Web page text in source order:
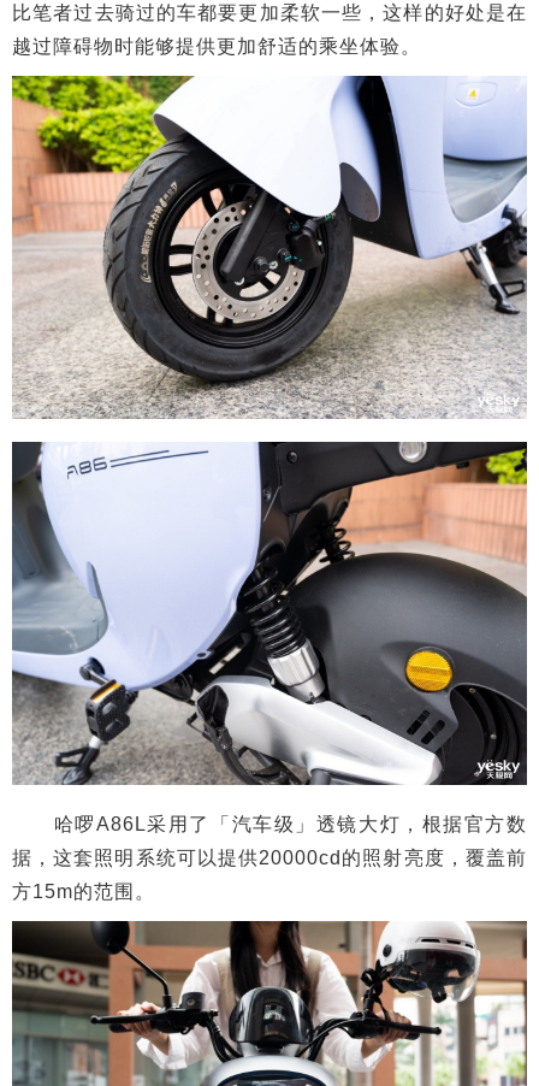
比笔者过去骑过的车都要更加柔软一些，这样的好处是在
越过障碍物时能够提供更加舒适的乘坐体验。
哈啰A86L采用了「汽车级」透镜大灯，根据官方数
据，这套照明系统可以提供20000cd的照射亮度，覆盖前
方15m的范围。